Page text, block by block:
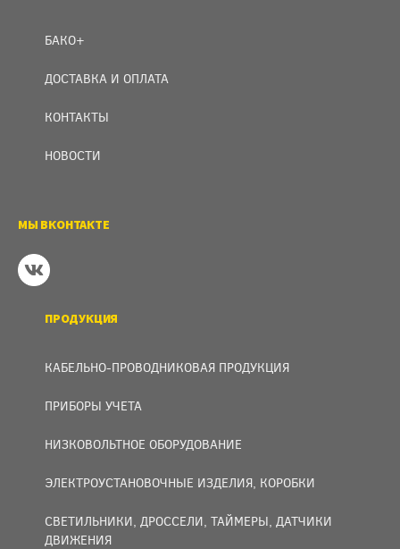
БАКО+
ДОСТАВКА И ОПЛАТА
КОНТАКТЫ
НОВОСТИ
МЫ ВКОНТАКТЕ
ПРОДУКЦИЯ
КАБЕЛЬНО-ПРОВОДНИКОВАЯ ПРОДУКЦИЯ
ПРИБОРЫ УЧЕТА
НИЗКОВОЛЬТНОЕ ОБОРУДОВАНИЕ
ЭЛЕКТРОУСТАНОВОЧНЫЕ ИЗДЕЛИЯ, КОРОБКИ
СВЕТИЛЬНИКИ, ДРОССЕЛИ, ТАЙМЕРЫ, ДАТЧИКИ
ДВИЖЕНИЯ